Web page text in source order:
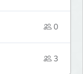
0
3